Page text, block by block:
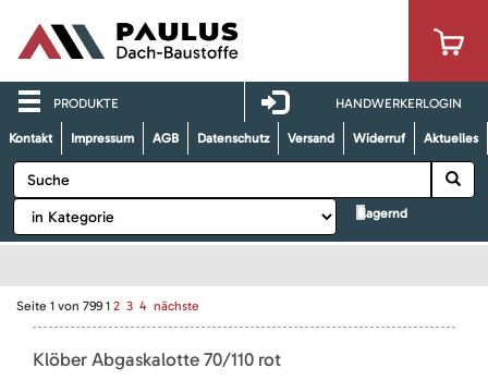
PRODUKTE HANDWERKERLOGIN
Kontakt Impressum AGB Datenschutz Versand Widerruf Aktuelles
lagernd
Seite 1 von 799 1 2 3 4 nächste
Klöber Abgaskalotte 70/110 rot